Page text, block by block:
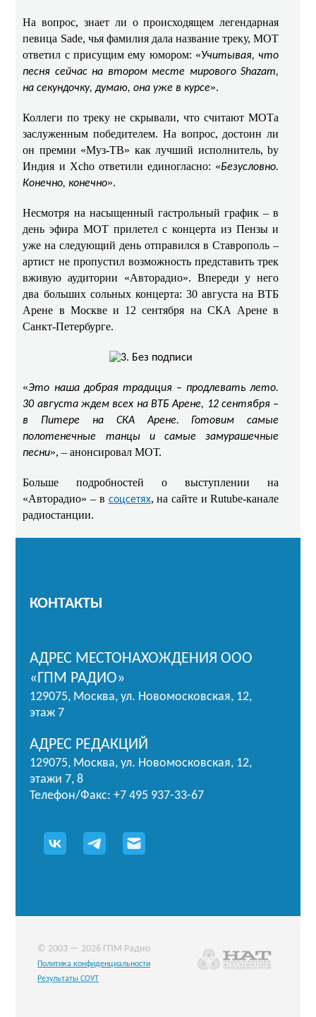
На вопрос, знает ли о происходящем легендарная
певица Sade, чья фамилия дала название треку, МОТ
ответил с присущим ему юмором: «Учитывая, что
песня сейчас на втором месте мирового Shazam,
на секундочку, думаю, она уже в курсе».
Коллеги по треку не скрывали, что считают МОТа
заслуженным победителем. На вопрос, достоин ли
он премии «Муз-ТВ» как лучший исполнитель, by
Индия и Xcho ответили единогласно: «Безусловно.
Конечно, конечно».
Несмотря на насыщенный гастрольный график – в
день эфира МОТ прилетел с концерта из Пензы и
уже на следующий день отправился в Ставрополь –
артист не пропустил возможность представить трек
вживую аудитории «Авторадио». Впереди у него
два больших сольных концерта: 30 августа на ВТБ
Арене в Москве и 12 сентября на СКА Арене в
Санкт-Петербурге.
«Это наша добрая традиция – продлевать лето.
30 августа ждем всех на ВТБ Арене, 12 сентября –
в Питере на СКА Арене. Готовим самые
полотенечные танцы и самые замурашечные
песни», – анонсировал МОТ.
Больше подробностей о выступлении на
«Авторадио» – в соцсетях, на сайте и Rutube-канале
радиостанции.
КОНТАКТЫ
АДРЕС МЕСТОНАХОЖДЕНИЯ ООО
«ГПМ РАДИО»
129075, Москва, ул. Новомосковская, 12,
этаж 7
АДРЕС РЕДАКЦИЙ
129075, Москва, ул. Новомосковская, 12,
этажи 7, 8
Телефон/Факс: +7 495 937-33-67
© 2003 — 2026 ГПМ Радио
Политика конфиденциальности
Результаты СОУТ